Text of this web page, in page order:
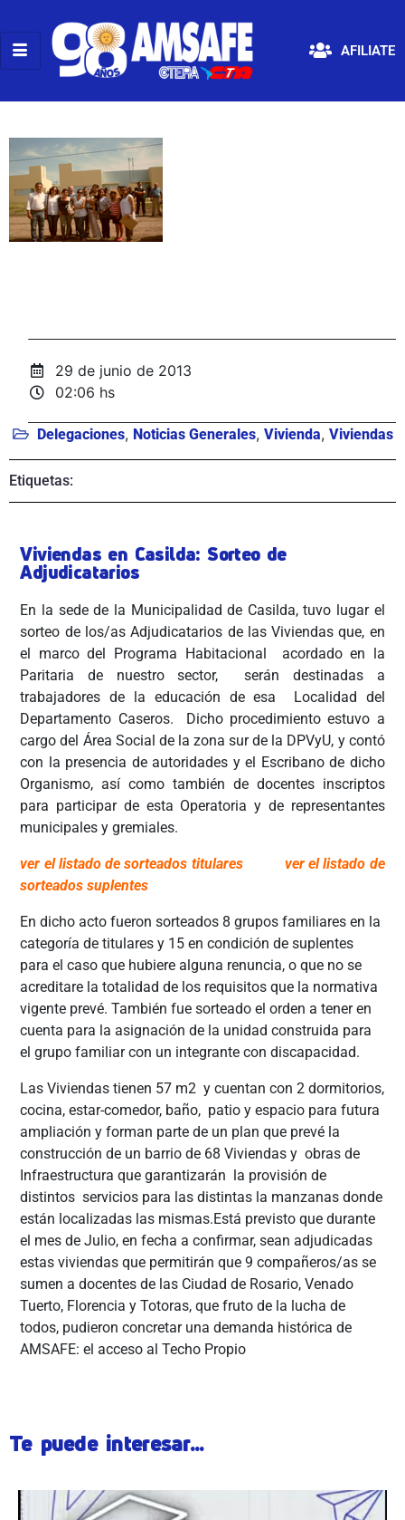
AFILIATE
29 de junio de 2013
02:06 hs
Delegaciones, Noticias Generales, Vivienda, Viviendas
Etiquetas:
Viviendas en Casilda: Sorteo de
Adjudicatarios
En la sede de la Municipalidad de Casilda, tuvo lugar el
sorteo de los/as Adjudicatarios de las Viviendas que, en
el marco del Programa Habitacional acordado en la
Paritaria de nuestro sector, serán destinadas a
trabajadores de la educación de esa Localidad del
Departamento Caseros.
Dicho procedimiento estuvo a
cargo del Área Social de la zona sur de la DPVyU, y contó
con la presencia de autoridades y el Escribano de dicho
Organismo, así como también de docentes inscriptos
para participar de esta Operatoria y de representantes
municipales y gremiales.
ver el listado de sorteados titulares
ver el listado de
sorteados suplentes
En dicho acto fueron sorteados 8 grupos familiares en la
categoría de titulares y 15 en condición de suplentes
para el caso que hubiere alguna renuncia, o que no se
acreditare la totalidad de los requisitos que la normativa
vigente prevé. También fue sorteado el orden a tener en
cuenta para la asignación de la unidad construida para
el grupo familiar con un integrante con discapacidad.
Las Viviendas tienen 57 m2 y cuentan con 2 dormitorios,
cocina, estar-comedor, baño, patio y espacio para futura
ampliación y forman parte de un plan que prevé la
construcción de un barrio de 68 Viviendas y obras de
Infraestructura que garantizarán la provisión de
distintos servicios para las distintas la manzanas donde
están localizadas las mismas.Está previsto que durante
el mes de Julio, en fecha a confirmar, sean adjudicadas
estas viviendas que permitirán que 9 compañeros/as se
sumen a docentes de las Ciudad de Rosario, Venado
Tuerto, Florencia y Totoras, que fruto de la lucha de
todos, pudieron concretar una demanda histórica de
AMSAFE: el acceso al Techo Propio
Te puede interesar...